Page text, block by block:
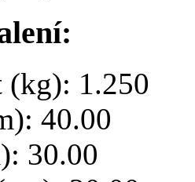
(kg): 1.250
40.00
30.00